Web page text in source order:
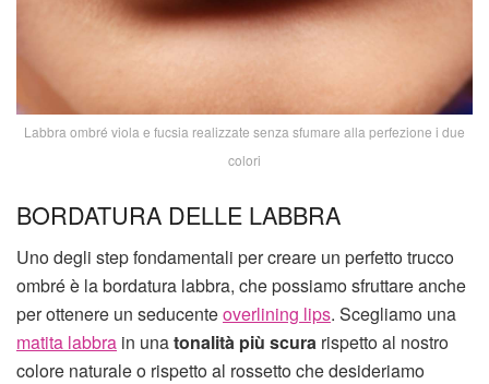
Labbra ombré viola e fucsia realizzate senza sfumare alla perfezione i due
colori
BORDATURA DELLE LABBRA
Uno degli step fondamentali per creare un perfetto trucco
ombré è la bordatura labbra, che possiamo sfruttare anche
per ottenere un seducenteoverlining lips. Scegliamo una
matita labbra in unatonalità più scura rispetto al nostro
colore naturale o rispetto al rossetto che desideriamo